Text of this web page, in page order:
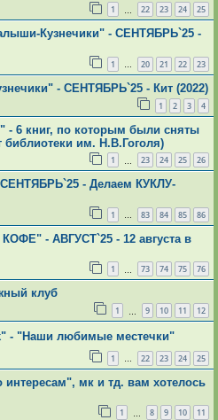
1 22 23 24 25
Кузнечики" - СЕНТЯБРЬ`25 -
1 … 20 21 22 23
- СЕНТЯБРЬ`25 - Кит (2022)
1 2 3 4
- 6 книг, по которым были сняты
им. Н.В.Гоголя)
1 23 24 25 26
СЕНТЯБРЬ`25 - Делаем КУКЛУ-
1 … 83 84 85 86
- АВГУСТ`25 - 12 августа в
1 73 74 75 76
клуб
1 9 10 11 12
- "Наши любимые местечки"
1 … 22 23 24 25
интересам", мк и тд. вам хотелось
1 8 9 10 11